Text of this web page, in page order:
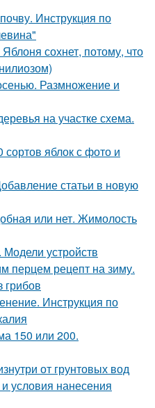
Инструкция по
сохнет, потому, что
Размножение и
на участке схема.
яблок с фото и
статьи в новую
или нет. Жимолость
устройств
перцем рецепт на зиму.
грибов
Инструкция по
150 или 200.
от грунтовых вод
условия нанесения